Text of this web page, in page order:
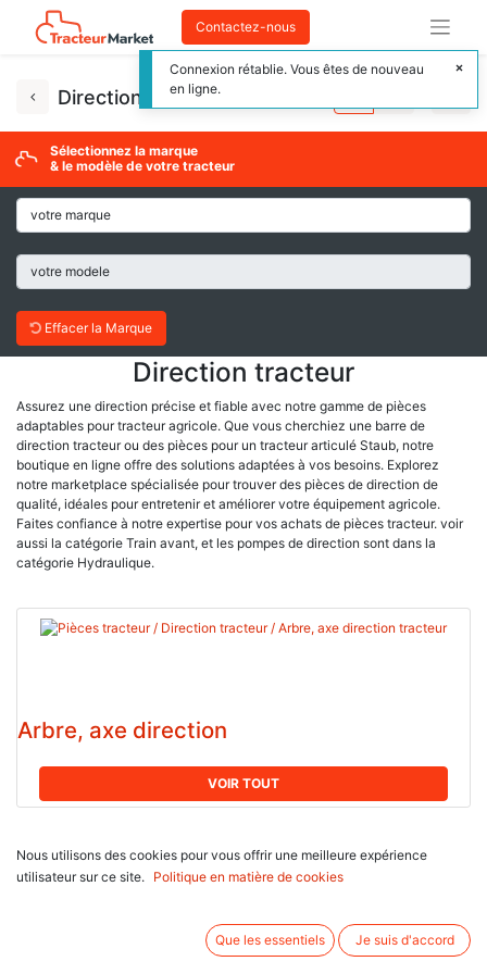
Contactez-nous
Direction tracteur
Sélectionnez la marque
& le modèle de votre tracteur
Effacer la Marque
Direction tracteur
Assurez une direction précise et fiable avec notre gamme de pièces
adaptables pour tracteur agricole. Que vous cherchiez une barre de
direction tracteur ou des pièces pour un tracteur articulé Staub, notre
boutique en ligne offre des solutions adaptées à vos besoins. Explorez
notre marketplace spécialisée pour trouver des pièces de direction de
qualité, idéales pour entretenir et améliorer votre équipement agricole.
Faites confiance à notre expertise pour vos achats de pièces tracteur. voir
aussi la catégorie Train avant, et les pompes de direction sont dans la
catégorie Hydraulique.
Arbre, axe direction
VOIR TOUT
Biellette, bras de direction
Nous utilisons des cookies pour vous offrir une meilleure expérience
utilisateur sur ce site.
Politique en matière de cookies
Que les essentiels Je suis d'accord
Connexion rétablie. Vous êtes de nouveau
en ligne.